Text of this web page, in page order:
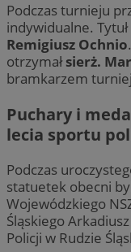
Podczas turnieju
indywidualne.
Remigiusz Ochnio
otrzymałsierż.
bramkarzem
Puchary i
lecia sportu
Podczas
statuetek obecni
Wojewódzkiego
Śląskiego
Policji w Rudzie